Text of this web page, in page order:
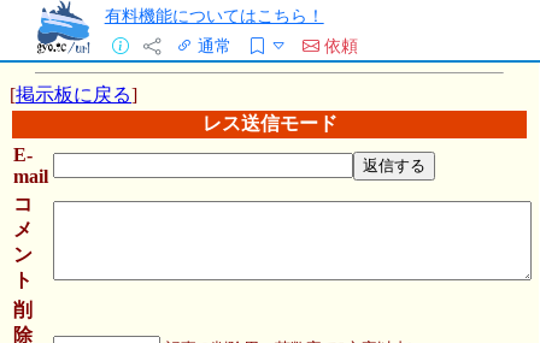
有料機能についてはこちら！
通常
依頼